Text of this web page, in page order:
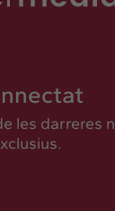
les darreres